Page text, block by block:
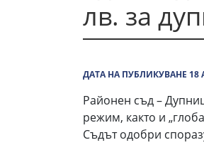
лв. за
ДАТА НА ПУБЛИКУВАНЕ 18
Районен съд –
режим, както и
Съдът одобри